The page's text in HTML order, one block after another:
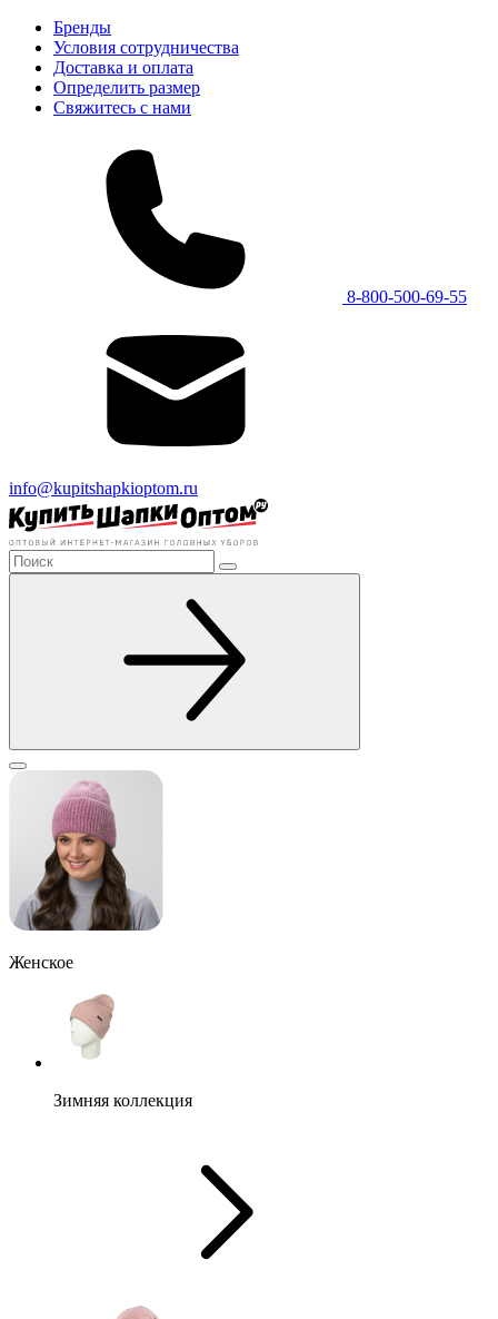
Бренды
Условия сотрудничества
Доставка и оплата
Определить размер
Свяжитесь с нами
8-800-500-69-55
info@kupitshapkioptom.ru
Женское
Зимняя коллекция